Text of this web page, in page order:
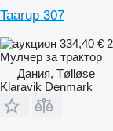
Taarup 307
334,40 €
Мулчер за трактор
Дания, Tølløse
Klaravik Denmark